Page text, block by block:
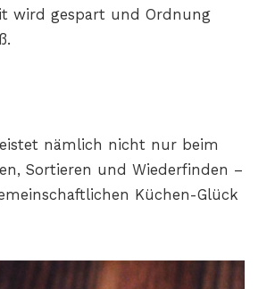
wird gespart und Ordnung
nämlich nicht nur beim
Sortieren und Wiederfinden –
Küchen-Glück